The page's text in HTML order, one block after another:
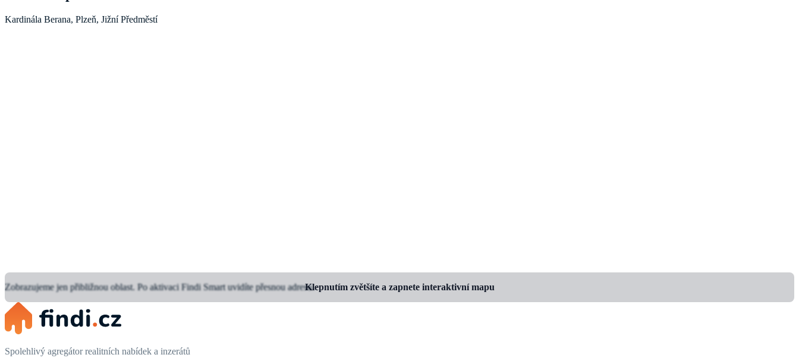
Kardinála Berana, Plzeň, Jižní Předměstí
Klepnutím zvětšíte a zapnete interaktivní mapu
Zobrazujeme jen přibližnou oblast. Po aktivaci Findi Smart uvidíte přesnou adresu.
Spolehlivý agregátor realitních nabídek a inzerátů